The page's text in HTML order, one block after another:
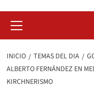
primario
INICIO TEMAS DEL DIA
ALBERTO FERNÁNDEZ EN
KIRCHNERISMO